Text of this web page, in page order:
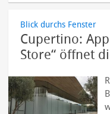
Blick durchs Fenster
Cupertino:
Store“ öffnet